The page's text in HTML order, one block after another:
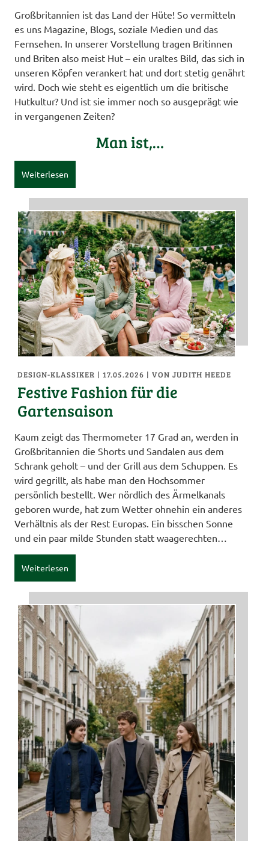
Großbritannien ist das Land der Hüte! So vermitteln
es uns Magazine, Blogs, soziale Medien und das
Fernsehen. In unserer Vorstellung tragen Britinnen
und Briten also meist Hut – ein uraltes Bild, das sich in
unseren Köpfen verankert hat und dort stetig genährt
wird. Doch wie steht es eigentlich um die britische
Hutkultur? Und ist sie immer noch so ausgeprägt wie
in vergangenen Zeiten?
Man ist,…
Weiterlesen
DESIGN-KLASSIKER | 17.05.2026 | VON JUDITH HEEDE
Festive Fashion für die
Gartensaison
Kaum zeigt das Thermometer 17 Grad an, werden in
Großbritannien die Shorts und Sandalen aus dem
Schrank geholt – und der Grill aus dem Schuppen. Es
wird gegrillt, als habe man den Hochsommer
persönlich bestellt. Wer nördlich des Ärmelkanals
geboren wurde, hat zum Wetter ohnehin ein anderes
Verhältnis als der Rest Europas. Ein bisschen Sonne
und ein paar milde Stunden statt waagerechten…
Weiterlesen